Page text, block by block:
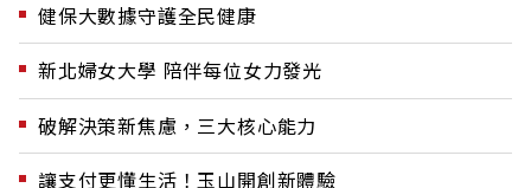
健保大數據守護全民健康
新北婦女大學 陪伴每位女力發光
破解決策新焦慮，三大核心能力
讓支付更懂生活！玉山開創新體驗